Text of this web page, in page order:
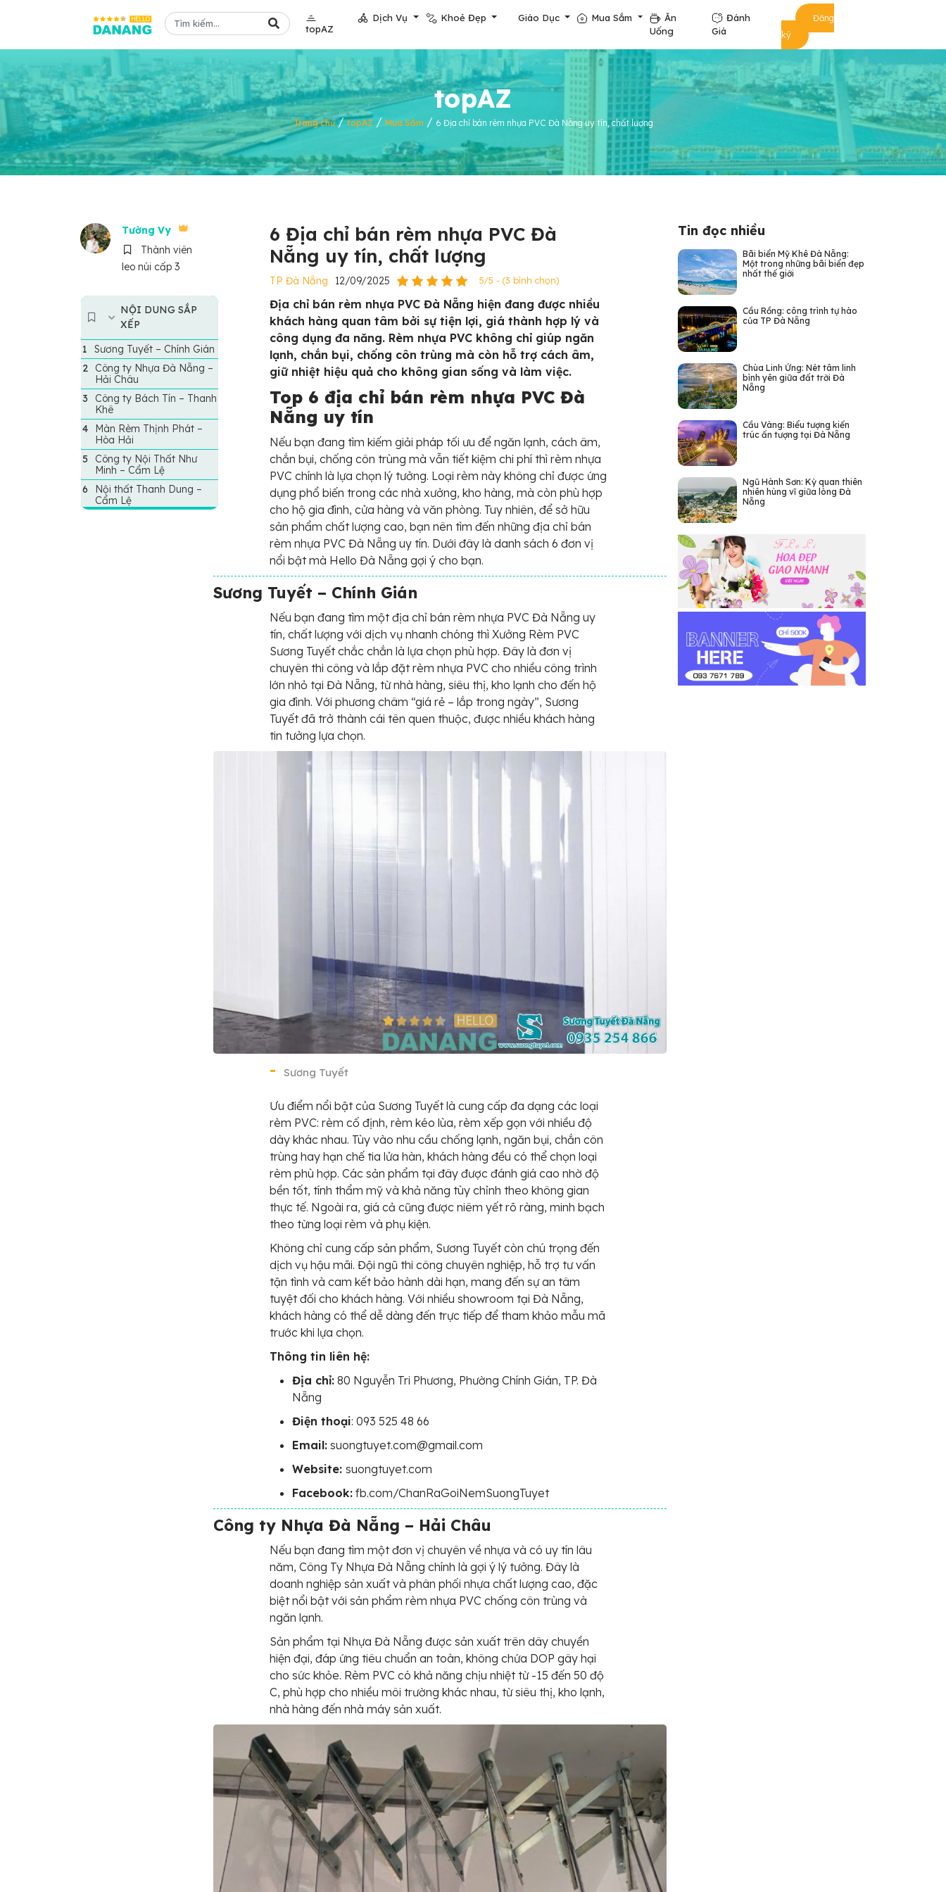
topAZ
Dịch Vụ Khoẻ Đẹp Giáo Dục Mua Sắm
Ăn
Uống
Đánh
Giá
Đăng
ký
topAZ
Trang chủ/topAZ / Mua Sắm / 6 Địa chỉ bán rèm nhựa PVC Đà Nẵng uy tín, chất lượng
Tường Vy
Thành viên
leo núi cấp 3
6 Địa chỉ bán rèm nhựa PVC Đà
Nẵng uy tín, chất lượng
TP Đà Nẵng 12/09/2025 5/5 - (3 bình chọn)
NỘI DUNG SẮP
XẾP
Sương Tuyết – Chính Gián
Công ty Nhựa Đà Nẵng –
Hải Châu
Công ty Bách Tín – Thanh
Khê
Màn Rèm Thịnh Phát –
Hòa Hải
Công ty Nội Thất Như
Minh – Cẩm Lệ
Nội thất Thanh Dung –
Cẩm Lệ
Địa chỉ bán rèm nhựa PVC Đà Nẵng hiện đang được nhiều
khách hàng quan tâm bởi sự tiện lợi, giá thành hợp lý và
công dụng đa năng. Rèm nhựa PVC không chỉ giúp ngăn
lạnh, chắn bụi, chống côn trùng mà còn hỗ trợ cách âm,
giữ nhiệt hiệu quả cho không gian sống và làm việc.
Top 6 địa chỉ bán rèm nhựa PVC Đà
Nẵng uy tín
Nếu bạn đang tìm kiếm giải pháp tối ưu để ngăn lạnh, cách âm,
chắn bụi, chống côn trùng mà vẫn tiết kiệm chi phí thì rèm nhựa
PVC chính là lựa chọn lý tưởng. Loại rèm này không chỉ được ứng
dụng phổ biến trong các nhà xưởng, kho hàng, mà còn phù hợp
cho hộ gia đình, cửa hàng và văn phòng. Tuy nhiên, để sở hữu
sản phẩm chất lượng cao, bạn nên tìm đến những địa chỉ bán
rèm nhựa PVC Đà Nẵng uy tín. Dưới đây là danh sách 6 đơn vị
nổi bật mà Hello Đà Nẵng gợi ý cho bạn.
Sương Tuyết – Chính Gián
Nếu bạn đang tìm một địa chỉ bán rèm nhựa PVC Đà Nẵng uy
tín, chất lượng với dịch vụ nhanh chóng thì Xưởng Rèm PVC
Sương Tuyết chắc chắn là lựa chọn phù hợp. Đây là đơn vị
chuyên thi công và lắp đặt rèm nhựa PVC cho nhiều công trình
lớn nhỏ tại Đà Nẵng, từ nhà hàng, siêu thị, kho lạnh cho đến hộ
gia đình. Với phương châm “giá rẻ – lắp trong ngày”, Sương
Tuyết đã trở thành cái tên quen thuộc, được nhiều khách hàng
tin tưởng lựa chọn.
Sương Tuyết
Ưu điểm nổi bật của Sương Tuyết là cung cấp đa dạng các loại
rèm PVC: rèm cố định, rèm kéo lùa, rèm xếp gọn với nhiều độ
dày khác nhau. Tùy vào nhu cầu chống lạnh, ngăn bụi, chắn côn
trùng hay hạn chế tia lửa hàn, khách hàng đều có thể chọn loại
rèm phù hợp. Các sản phẩm tại đây được đánh giá cao nhờ độ
bền tốt, tính thẩm mỹ và khả năng tùy chỉnh theo không gian
thực tế. Ngoài ra, giá cả cũng được niêm yết rõ ràng, minh bạch
theo từng loại rèm và phụ kiện.
Không chỉ cung cấp sản phẩm, Sương Tuyết còn chú trọng đến
dịch vụ hậu mãi. Đội ngũ thi công chuyên nghiệp, hỗ trợ tư vấn
tận tình và cam kết bảo hành dài hạn, mang đến sự an tâm
tuyệt đối cho khách hàng. Với nhiều showroom tại Đà Nẵng,
khách hàng có thể dễ dàng đến trực tiếp để tham khảo mẫu mã
trước khi lựa chọn.
Thông tin liên hệ:
Địa chỉ: 80 Nguyễn Tri Phương, Phường Chính Gián, TP. Đà
Nẵng
Điện thoại: 093 525 48 66
Email: suongtuyet.com@gmail.com
Website:suongtuyet.com
Facebook: fb.com/ChanRaGoiNemSuongTuyet
Công ty Nhựa Đà Nẵng – Hải Châu
Nếu bạn đang tìm một đơn vị chuyên về nhựa và có uy tín lâu
năm, Công Ty Nhựa Đà Nẵng chính là gợi ý lý tưởng. Đây là
doanh nghiệp sản xuất và phân phối nhựa chất lượng cao, đặc
biệt nổi bật với sản phẩm rèm nhựa PVC chống côn trùng và
ngăn lạnh.
Sản phẩm tại Nhựa Đà Nẵng được sản xuất trên dây chuyền
hiện đại, đáp ứng tiêu chuẩn an toàn, không chứa DOP gây hại
cho sức khỏe. Rèm PVC có khả năng chịu nhiệt từ -15 đến 50 độ
C, phù hợp cho nhiều môi trường khác nhau, từ siêu thị, kho lạnh,
nhà hàng đến nhà máy sản xuất.
Tin đọc nhiều
Bãi biển Mỹ Khê Đà Nẵng:
Một trong những bãi biển đẹp
nhất thế giới
Cầu Rồng: công trình tự hào
của TP Đà Nẵng
Chùa Linh Ứng: Nét tâm linh
bình yên giữa đất trời Đà
Nẵng
Cầu Vàng: Biểu tượng kiến
trúc ấn tượng tại Đà Nẵng
Ngũ Hành Sơn: Kỳ quan thiên
nhiên hùng vĩ giữa lòng Đà
Nẵng